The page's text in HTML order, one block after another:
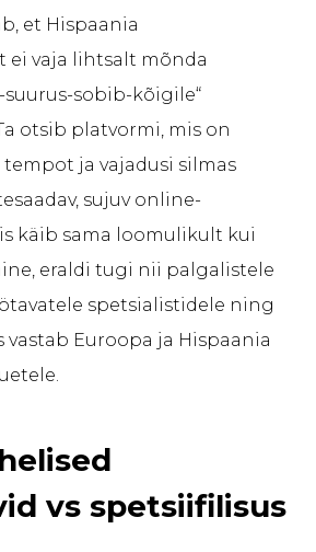
et Hispaania
ei vaja lihtsalt mõnda
suurus-sobib-kõigile“
otsib platvormi, mis on
ja vajadusi silmas
sujuv online-
käib sama loomulikult kui
eraldi tugi nii palgalistele
spetsialistidele ning
vastab Euroopa ja Hispaania
vs spetsiifilisus